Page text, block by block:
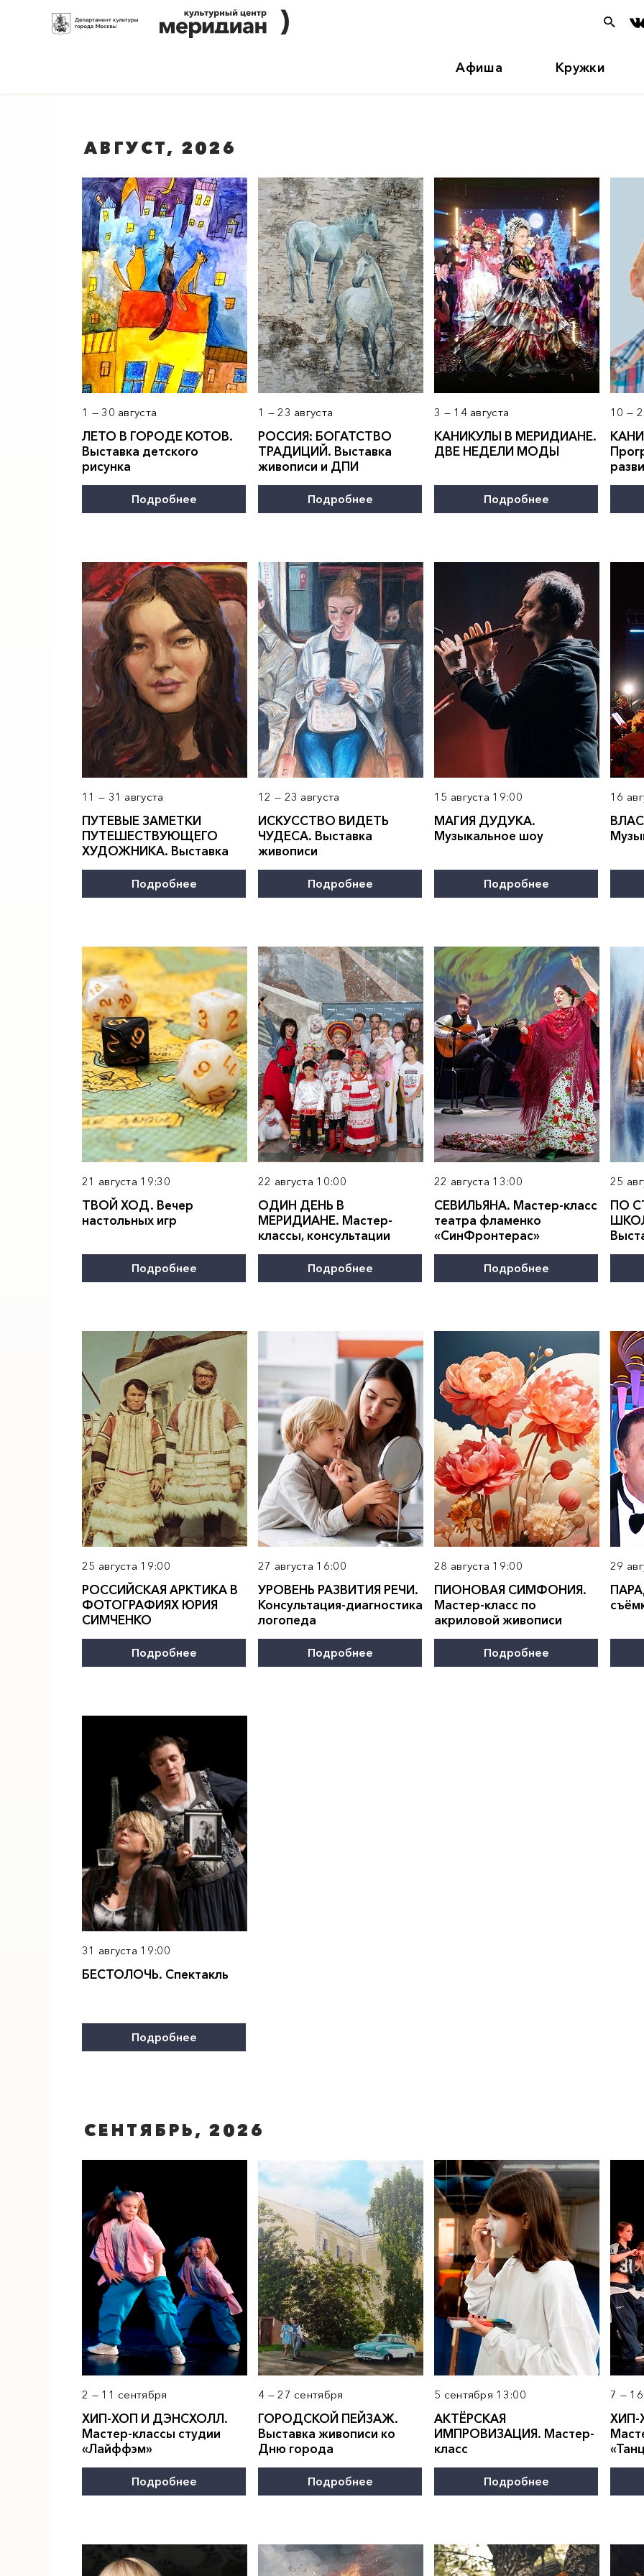
Афиша Кружки
ПОИСК ПО МЕРОПРИЯТИЯМ
АВГУСТ, 2026
1 — 30 августа
ЛЕТО В ГОРОДЕ КОТОВ.
Выставка детского
рисунка
Подробнее
1 — 23 августа
РОССИЯ: БОГАТСТВО
ТРАДИЦИЙ. Выставка
живописи и ДПИ
Подробнее
3 — 14 августа
КАНИКУЛЫ В МЕРИДИАНЕ.
ДВЕ НЕДЕЛИ МОДЫ
Подробнее
10 —
11 — 31 августа
ПУТЕВЫЕ ЗАМЕТКИ
ПУТЕШЕСТВУЮЩЕГО
ХУДОЖНИКА. Выставка
Подробнее
12 — 23 августа
ИСКУССТВО ВИДЕТЬ
ЧУДЕСА. Выставка
живописи
Подробнее
15 августа 19:00
МАГИЯ ДУДУКА.
Музыкальное шоу
Подробнее
16
21 августа 19:30
ТВОЙ ХОД. Вечер
настольных игр
Подробнее
22 августа 10:00
ОДИН ДЕНЬ В
МЕРИДИАНЕ. Мастер-
классы, консультации
Подробнее
22 августа 13:00
СЕВИЛЬЯНА. Мастер-класс
театра фламенко
«СинФронтерас»
Подробнее
25
ПО
25 августа 19:00
РОССИЙСКАЯ АРКТИКА В
ФОТОГРАФИЯХ ЮРИЯ
СИМЧЕНКО
Подробнее
27 августа 16:00
УРОВЕНЬ РАЗВИТИЯ РЕЧИ.
Консультация-диагностика
логопеда
Подробнее
28 августа 19:00
ПИОНОВАЯ СИМФОНИЯ.
Мастер-класс по
акриловой живописи
Подробнее
29
31 августа 19:00
БЕСТОЛОЧЬ. Спектакль
Подробнее
СЕНТЯБРЬ, 2026
2 — 11 сентября
ХИП-ХОП И ДЭНСХОЛЛ.
Мастер-классы студии
«Лайффэм»
Подробнее
4 — 27 сентября
ГОРОДСКОЙ ПЕЙЗАЖ.
Выставка живописи ко
Дню города
Подробнее
5 сентября 13:00
АКТЁРСКАЯ
ИМПРОВИЗАЦИЯ. Мастер-
класс
Подробнее
7 —
ХИП-